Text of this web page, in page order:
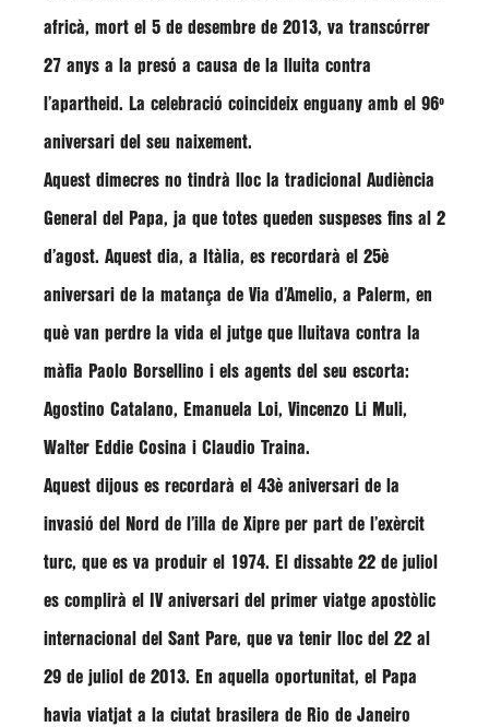
africà, mort el 5 de desembre de 2013, va transcórrer
27 anys a la presó a causa de la lluita contra
l’apartheid. La celebració coincideix enguany amb el 96º
aniversari del seu naixement.
Aquest dimecres no tindrà lloc la tradicional Audiència
General del Papa, ja que totes queden suspeses fins al 2
d’agost. Aquest dia, a Itàlia, es recordarà el 25è
aniversari de la matança de Via d’Amelio, a Palerm, en
què van perdre la vida el jutge que lluitava contra la
màfia Paolo Borsellino i els agents del seu escorta:
Agostino Catalano, Emanuela Loi, Vincenzo Li Muli,
Walter Eddie Cosina i Claudio Traina.
Aquest dijous es recordarà el 43è aniversari de la
invasió del Nord de l’illa de Xipre per part de l’exèrcit
turc, que es va produir el 1974. El dissabte 22 de juliol
es complirà el IV aniversari del primer viatge apostòlic
internacional del Sant Pare, que va tenir lloc del 22 al
29 de juliol de 2013. En aquella oportunitat, el Papa
havia viatjat a la ciutat brasilera de Rio de Janeiro